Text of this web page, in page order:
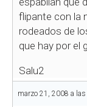
flipante con la
rodeados de
que hay por el
Salu2
marzo 21, 2008 a